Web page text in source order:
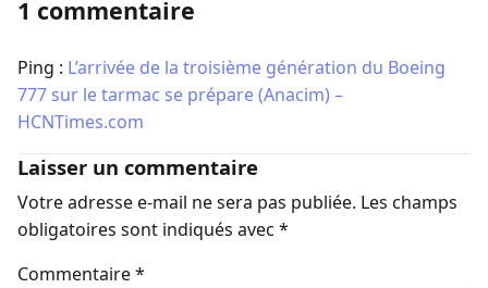
1 commentaire
Ping : L’arrivée de la troisième génération du Boeing
777 sur le tarmac se prépare (Anacim) –
HCNTimes.com
Laisser un commentaire
Votre adresse e-mail ne sera pas publiée. Les champs
obligatoires sont indiqués avec *
Commentaire*